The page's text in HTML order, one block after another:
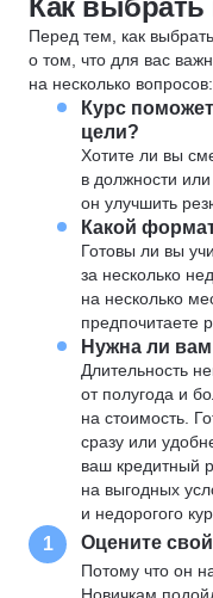
Как выбрать
Перед тем, как
о том, что для вас
на несколько вопросов:
Курс
цели?
Хотите ли вы
в должности
он улучшить
Какой
Готовы ли вы
за несколько
на несколько
предпочитаете
Нужна ли вам
Длительность
от полугода и
на стоимость.
сразу или
ваш кредитный
на выгодных
и недорогого
1 Оцените
Потому что он